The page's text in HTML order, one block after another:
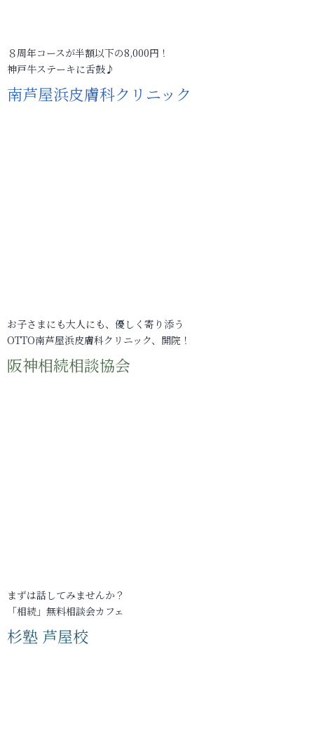
８周年コースが半額以下の8,000円！
神戸牛ステーキに舌鼓♪
南芦屋浜皮膚科クリニック
お子さまにも大人にも、優しく寄り添う
OTTO南芦屋浜皮膚科クリニック、開院！
阪神相続相談協会
まずは話してみませんか？
「相続」無料相談会カフェ
杉塾 芦屋校